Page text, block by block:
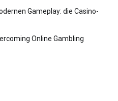
Gameplay: die Casino-
Online Gambling